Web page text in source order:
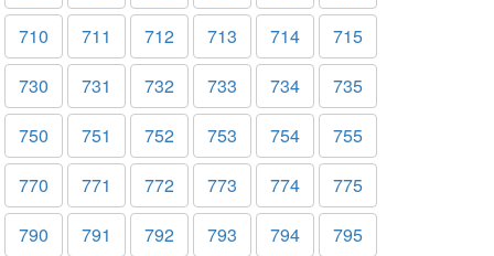
710
711 712 713 714
715
730
731 732 733 734
735
750
751 752 753 754
755
770
771 772 773 774
775
790
791 792 793 794 795